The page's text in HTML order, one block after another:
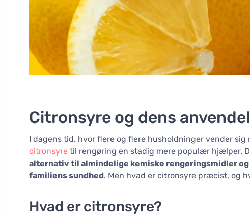
Citronsyre og dens
I dagens tid, hvor flere og flere husholdninger vender
citronsyre til rengøring en stadig mere populær hjælper.
alternativ til almindelige kemiske rengøringsmidler
familiens sundhed. Men hvad er citronsyre præcist, og
Hvad er citronsyre?